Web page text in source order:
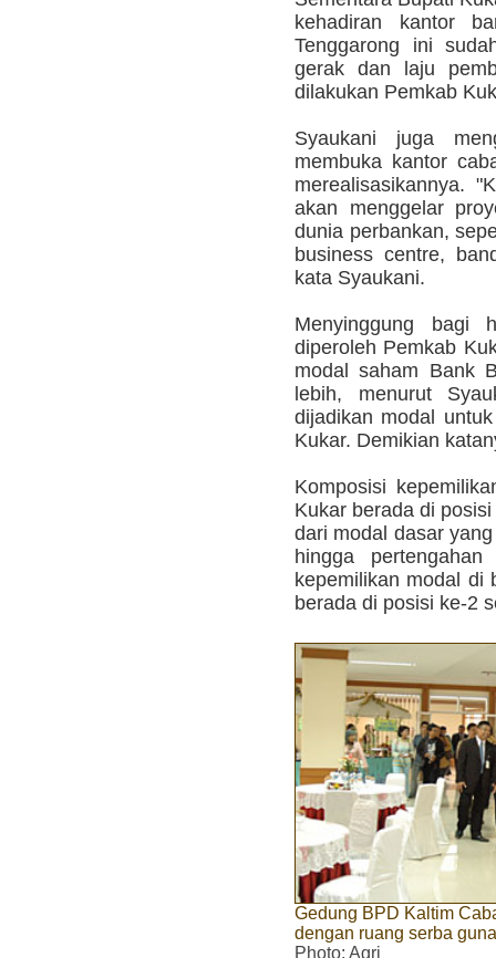
kehadiran kantor
Tenggarong ini
gerak dan laju
dilakukan Pemkab
Syaukani juga
membuka kantor
merealisasikannya.
akan menggelar
dunia perbankan,
business centre,
kata Syaukani.
Menyinggung bagi
diperoleh Pemkab
modal saham Bank
lebih, menurut
dijadikan modal
Kukar. Demikian
Komposisi
Kukar berada di
dari modal dasar
hingga
kepemilikan modal di
berada di posisi ke-2
Gedung BPD Kaltim
dengan ruang serba
Photo: Agri